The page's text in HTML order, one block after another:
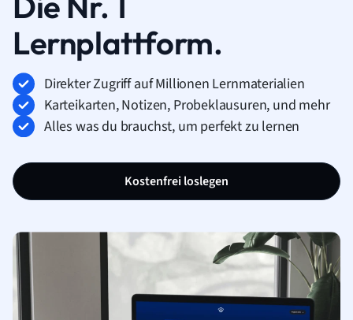
Lernplattform.
Direkter Zugriff auf Millionen Lernmaterialien
Karteikarten, Notizen, Probeklausuren, und mehr
Alles was du brauchst, um perfekt zu lernen
Kostenfrei loslegen